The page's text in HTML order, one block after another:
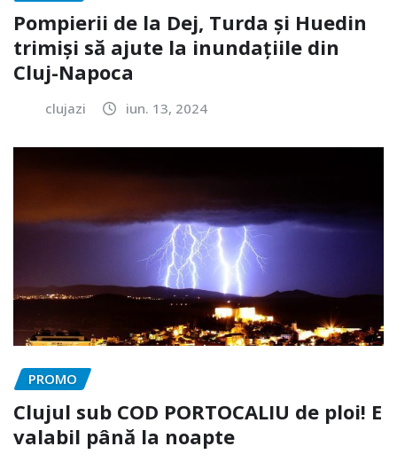
Pompierii de la Dej, Turda și Huedin
trimiși să ajute la inundațiile din
Cluj-Napoca
clujazi iun. 13, 2024
PROMO
Clujul sub COD PORTOCALIU de ploi! E
valabil până la noapte